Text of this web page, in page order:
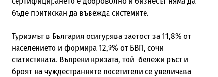
бъде притискан да въвежда системите.
Туризмът в България осигурява заетост за 11,8% от
населението и формира 12,9% от БВП, сочи
статистиката. Въпреки кризата, той бележи ръст и
броят на чуждестранните посетители се увеличава